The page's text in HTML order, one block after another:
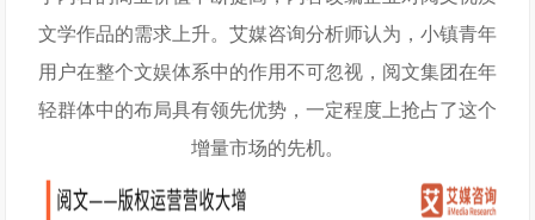
文学作品的需求上升。艾媒咨询分析师认为，小镇青年
用户在整个文娱体系中的作用不可忽视，阅文集团在年
轻群体中的布局具有领先优势，一定程度上抢占了这个
增量市场的先机。